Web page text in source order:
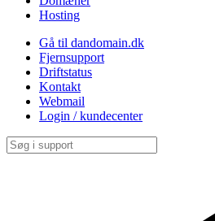
Hosting
Gå til dandomain.dk
Fjernsupport
Driftstatus
Kontakt
Webmail
Login / kundecenter